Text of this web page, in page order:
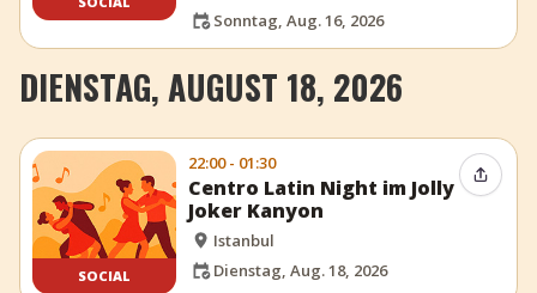
Sonntag, Aug. 16, 2026
DIENSTAG, AUGUST 18, 2026
SOCIAL
22:00 - 01:30
Centro Latin Night im Jolly
Joker Kanyon
Istanbul
Dienstag, Aug. 18, 2026
Event